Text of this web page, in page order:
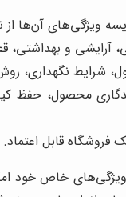
آرایشی و
شرایط نگهداری،
محصول،
فروشگاه قابل اعتماد.
خاص خود